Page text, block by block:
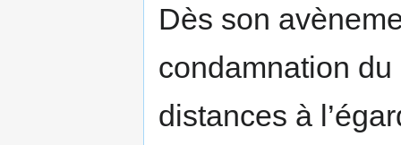
Dès son
condamnation du
distances à